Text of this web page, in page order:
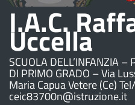
I.A.C.
Uccella
SCUOLA DELL’INFANZIA
DI PRIMO GRADO – Via
Maria Capua Vetere (Ce)
ceic83700n@istruzione.it